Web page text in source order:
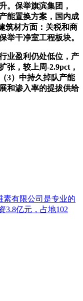
。保举旗滨集团，
能置换方案，国内成
筑材方面：关税和商
举干净室工程板块。
盈利仍处低位，产
张，较上周-2.9pct，
3）中持久掉队产能
和渗入率的提拔供给
素有限公司是专业的
3.8亿元，占地102